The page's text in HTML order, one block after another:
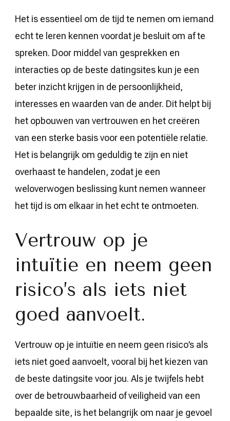
Het is essentieel om de tijd te nemen om iemand
echt te leren kennen voordat je besluit om af te
spreken. Door middel van gesprekken en
interacties op de beste datingsites kun je een
beter inzicht krijgen in de persoonlijkheid,
interesses en waarden van de ander. Dit helpt bij
het opbouwen van vertrouwen en het creëren
van een sterke basis voor een potentiële relatie.
Het is belangrijk om geduldig te zijn en niet
overhaast te handelen, zodat je een
weloverwogen beslissing kunt nemen wanneer
het tijd is om elkaar in het echt te ontmoeten.
Vertrouw op je
intuïtie en neem geen
risico’s als iets niet
goed aanvoelt.
Vertrouw op je intuïtie en neem geen risico’s als
iets niet goed aanvoelt, vooral bij het kiezen van
de beste datingsite voor jou. Als je twijfels hebt
over de betrouwbaarheid of veiligheid van een
bepaalde site, is het belangrijk om naar je gevoel